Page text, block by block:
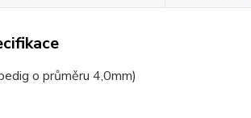
o průměru 4,0mm)